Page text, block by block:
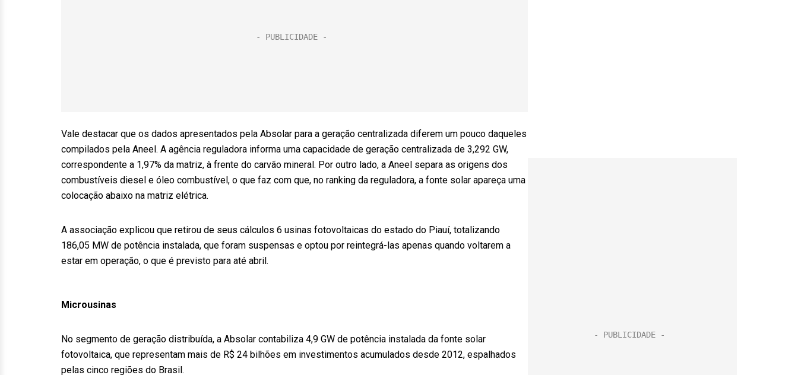
Vale destacar que os dados apresentados pela Absolar para a geração centralizada diferem um pouco daqueles
compilados pela Aneel. A agência reguladora informa uma capacidade de geração centralizada de 3,292 GW,
correspondente a 1,97% da matriz, à frente do carvão mineral. Por outro lado, a Aneel separa as origens dos
combustíveis diesel e óleo combustível, o que faz com que, no ranking da reguladora, a fonte solar apareça uma
colocação abaixo na matriz elétrica.
A associação explicou que retirou de seus cálculos 6 usinas fotovoltaicas do estado do Piauí, totalizando
186,05 MW de potência instalada, que foram suspensas e optou por reintegrá-las apenas quando voltarem a
estar em operação, o que é previsto para até abril.
Microusinas
No segmento de geração distribuída, a Absolar contabiliza 4,9 GW de potência instalada da fonte solar
fotovoltaica, que representam mais de R$ 24 bilhões em investimentos acumulados desde 2012, espalhados
pelas cinco regiões do Brasil.